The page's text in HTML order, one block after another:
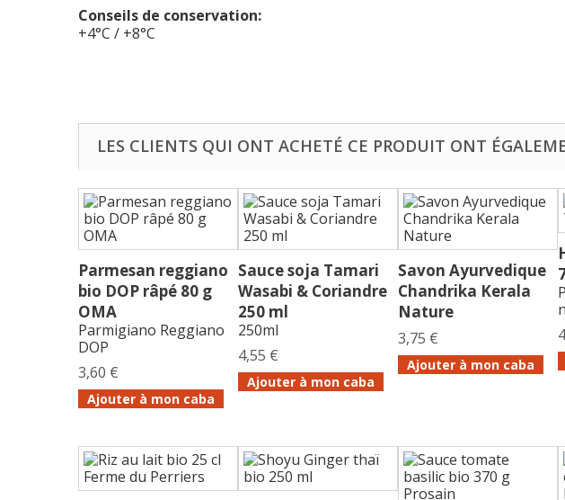
Conseils de conservation:
+4°C / +8°C
LES CLIENTS QUI ONT ACHETÉ CE PRODUIT ONT
Parmesan reggiano
bio DOP râpé 80 g
OMA
Parmigiano Reggiano
DOP
3,60 €
Ajouter à mon caba
Sauce soja Tamari
Wasabi & Coriandre
250 ml
250ml
4,55 €
Ajouter à mon caba
Savon Ayurvedique
Chandrika Kerala
Nature
3,75 €
Ajouter à mon caba